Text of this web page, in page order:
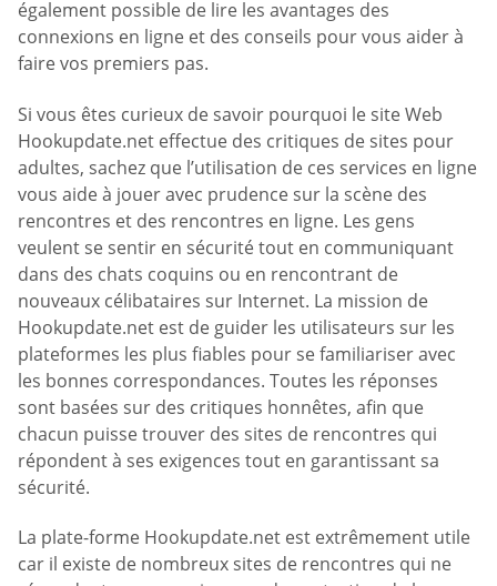
également possible de lire les avantages des
connexions en ligne et des conseils pour vous aider à
faire vos premiers pas.
Si vous êtes curieux de savoir pourquoi le site Web
Hookupdate.net effectue des critiques de sites pour
adultes, sachez que l’utilisation de ces services en ligne
vous aide à jouer avec prudence sur la scène des
rencontres et des rencontres en ligne. Les gens
veulent se sentir en sécurité tout en communiquant
dans des chats coquins ou en rencontrant de
nouveaux célibataires sur Internet. La mission de
Hookupdate.net est de guider les utilisateurs sur les
plateformes les plus fiables pour se familiariser avec
les bonnes correspondances. Toutes les réponses
sont basées sur des critiques honnêtes, afin que
chacun puisse trouver des sites de rencontres qui
répondent à ses exigences tout en garantissant sa
sécurité.
La plate-forme Hookupdate.net est extrêmement utile
car il existe de nombreux sites de rencontres qui ne